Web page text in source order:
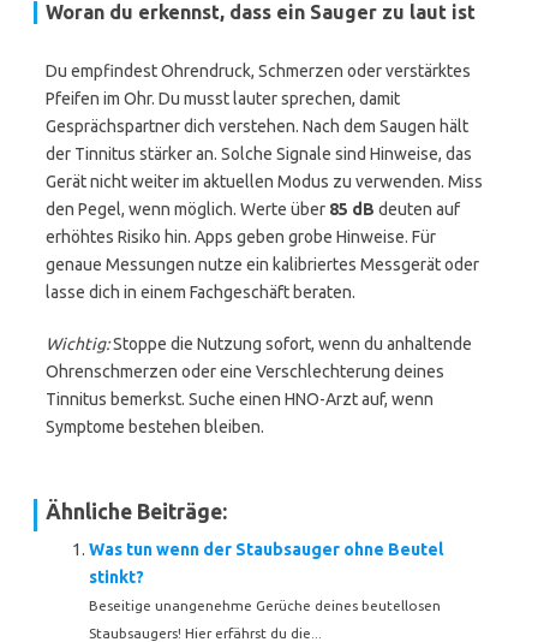
Woran du erkennst, dass ein Sauger zu laut ist
Du empfindest Ohrendruck, Schmerzen oder verstärktes
Pfeifen im Ohr. Du musst lauter sprechen, damit
Gesprächspartner dich verstehen. Nach dem Saugen hält
der Tinnitus stärker an. Solche Signale sind Hinweise, das
Gerät nicht weiter im aktuellen Modus zu verwenden. Miss
den Pegel, wenn möglich. Werte über 85 dB deuten auf
erhöhtes Risiko hin. Apps geben grobe Hinweise. Für
genaue Messungen nutze ein kalibriertes Messgerät oder
lasse dich in einem Fachgeschäft beraten.
Wichtig:Stoppe die Nutzung sofort, wenn du anhaltende
Ohrenschmerzen oder eine Verschlechterung deines
Tinnitus bemerkst. Suche einen HNO-Arzt auf, wenn
Symptome bestehen bleiben.
Ähnliche Beiträge:
Was tun wenn der Staubsauger ohne Beutel
stinkt?
Beseitige unangenehme Gerüche deines beutellosen
Staubsaugers! Hier erfährst du die...